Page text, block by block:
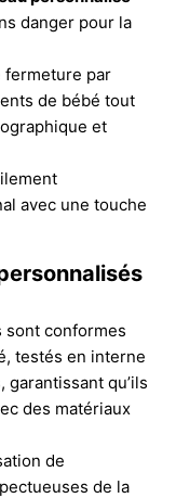
danger pour la
fermeture par
de bébé tout
et
avec une touche
sont conformes
testés en interne
qu’ils
des matériaux
de
de la